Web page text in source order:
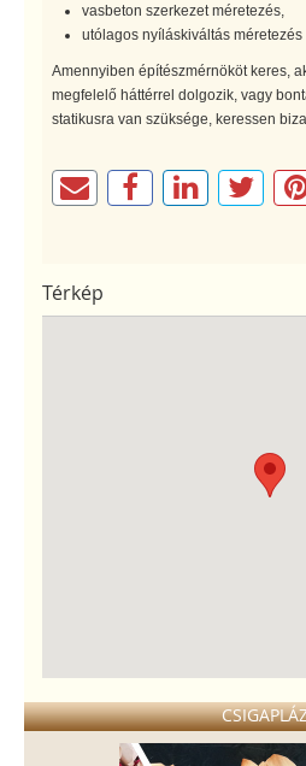
vasbeton szerkezet méretezés,
utólagos nyíláskiváltás méretezés
Amennyiben építészmérnököt keres,
megfelelő háttérrel dolgozik, vagy
statikusra van szüksége, keressen
Térkép